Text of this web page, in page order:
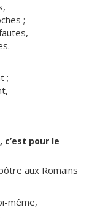
;
;
c’est pour le
aux Romains
même,